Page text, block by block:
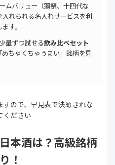
ムバリュー（獺祭、十四代な
れられる名入れサービスを利
す。
量ずつ試せる飲み比べセット
ちゃくちゃうまい」銘柄を見
ので、早見表で決めきれな
ください
本酒は？高級銘柄
！